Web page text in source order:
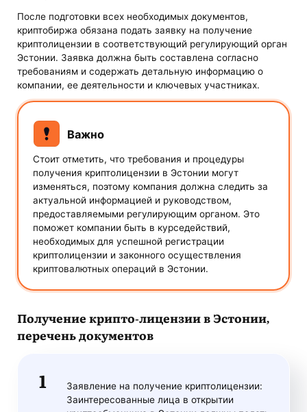
После подготовки всех необходимых документов,
криптобиржа обязана подать заявку на получение
криптолицензии в соответствующий регулирующий орган
Эстонии. Заявка должна быть составлена согласно
требованиям и содержать детальную информацию о
компании, ее деятельности и ключевых участниках.
Важно
Стоит отметить, что требования и процедуры
получения криптолицензии в Эстонии могут
изменяться, поэтому компания должна следить за
актуальной информацией и руководством,
предоставляемыми регулирующим органом. Это
поможет компании быть в курседействий,
необходимых для успешной регистрации
криптолицензии и законного осуществления
криптовалютных операций в Эстонии.
Получение крипто-лицензии в Эстонии,
перечень документов
Заявление на получение криптолицензии:
Заинтересованные лица в открытии